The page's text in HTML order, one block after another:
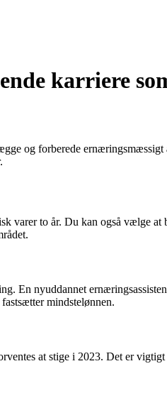
karriere
og forberede
varer to år. Du kan også vælge
En nyuddannet
mindstelønnen.
at stige i 2023. Det er